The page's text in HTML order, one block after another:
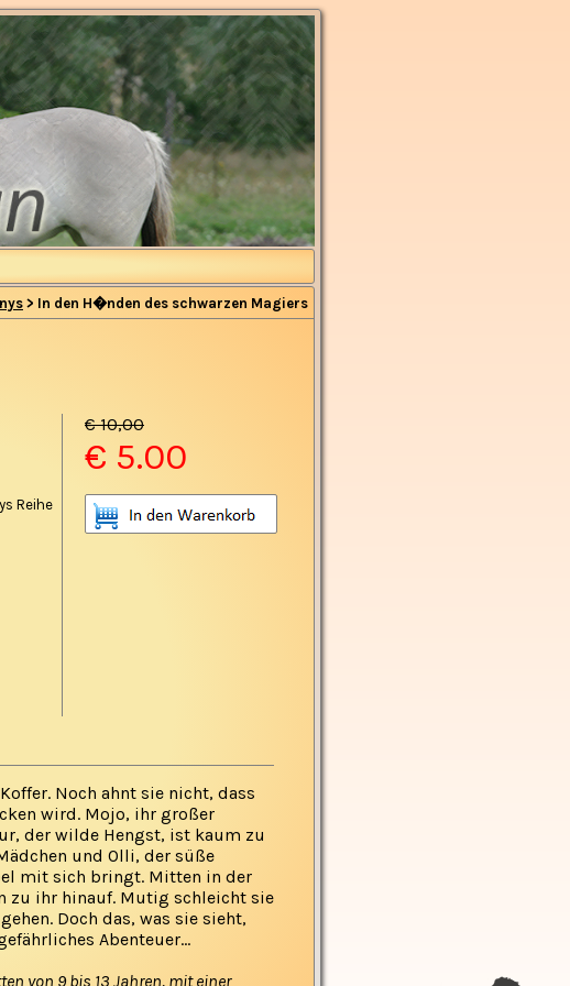
> In den H�nden des schwarzen Magiers
Reihe
€ 10,00
€ 5.00
Noch ahnt sie nicht, dass
wird. Mojo, ihr großer
der wilde Hengst, ist kaum zu
und Olli, der süße
mit sich bringt. Mitten in der
zu ihr hinauf. Mutig schleicht sie
Doch das, was sie sieht,
Abenteuer...
von 9 bis 13 Jahren, mit einer